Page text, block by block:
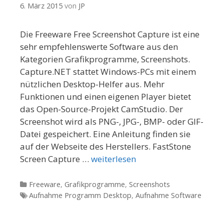
6. März 2015 von JP
Die Freeware Free Screenshot Capture ist eine
sehr empfehlenswerte Software aus den
Kategorien Grafikprogramme, Screenshots.
Capture.NET stattet Windows-PCs mit einem
nützlichen Desktop-Helfer aus. Mehr
Funktionen und einen eigenen Player bietet
das Open-Source-Projekt CamStudio. Der
Screenshot wird als PNG-, JPG-, BMP- oder GIF-
Datei gespeichert. Eine Anleitung finden sie
auf der Webseite des Herstellers. FastStone
Screen Capture … weiterlesen
Kategorien
Freeware, Grafikprogramme, Screenshots
Tags
Aufnahme Programm Desktop, Aufnahme Software